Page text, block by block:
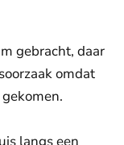
gebracht, daar
omdat